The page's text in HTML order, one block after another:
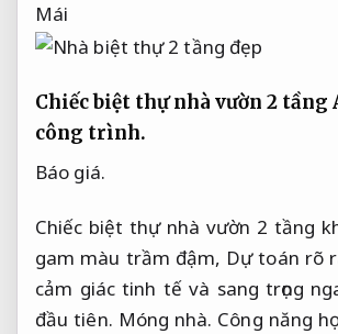
Mái
Chiếc biệt thự nhà vườn 2 tầng
công trình.
Báo giá.
Chiếc biệt thự nhà vườn 2 tầng
gam màu trầm đậm, Dự toán rõ
cảm giác tinh tế và sang trọng
đầu tiên. Móng nhà. Công năng